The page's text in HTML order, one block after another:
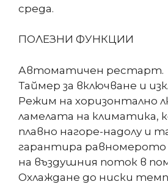
среда.
ПОЛЕЗНИ ФУНКЦИИ
Автоматичен рестарт.
Таймер за включване и
Режим на хоризонтално
ламелата на климатика,
плавно нагоре-надолу и
гарантира равномерото
на въздушния поток в
Охлаждане до ниски